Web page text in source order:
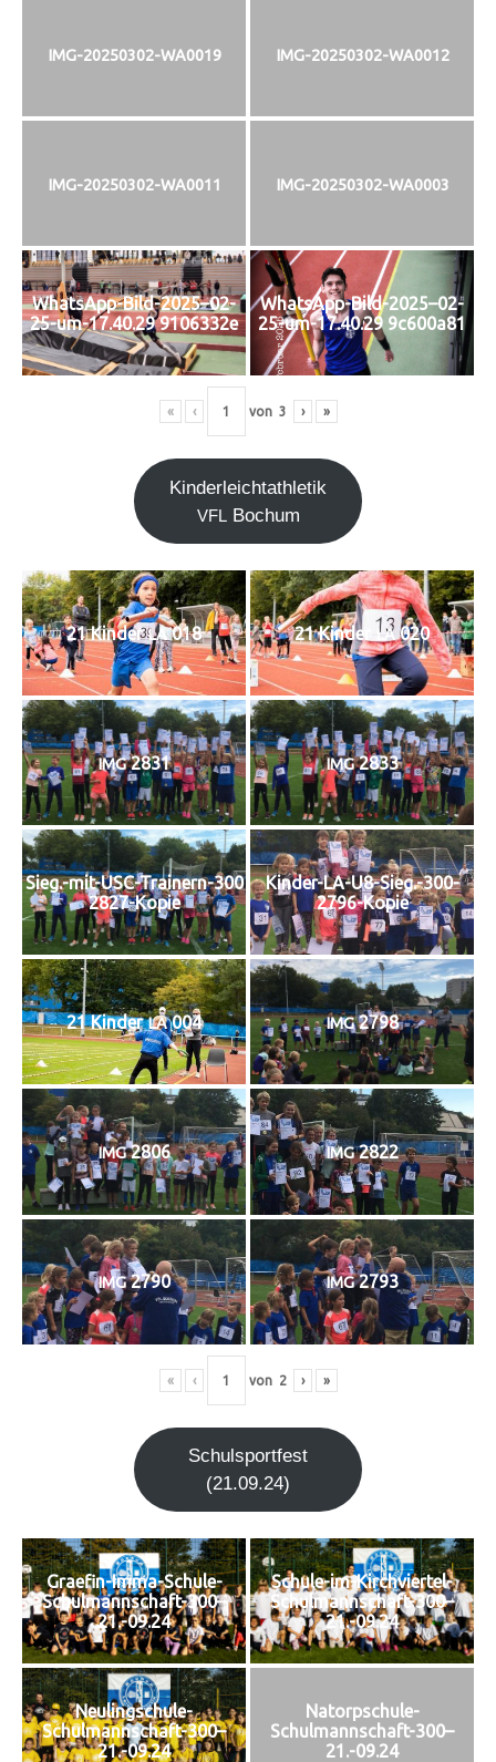
IMG-20250302-WA0019 IMG-20250302-WA0012
IMG-20250302-WA0011 IMG-20250302-WA0003
WhatsApp-Bild-2025–02-
25-um-17.40.29 9106332e
WhatsApp-Bild-2025–02-
25-um-17.40.29 9c600a81
« ‹ von 3 › »
Kin­der­leicht­ath­le­tik
VFLBochum
21 Kin­derLA018 21 Kin­der LA 020
IMG2831 IMG2833
Sieg.-mit-USC-Trainern-300
2827-Kopie
Kinder-LA-U8-Sieg.-300-
2796-Kopie
21 Kin­derLA004 IMG2798
IMG2806 IMG2822
IMG2790 IMG2793
« ‹ von 2 › »
Schul­sport­fest
(21.09.24)
Graefin-Imma-Schule-
Schulmannschaft-300–
21.-09.24
Schule-im-Kirchviertel-
Schulmannschaft-300–
21.-09.24
Neulingschule-
Schulmannschaft-300–
21.-09.24
Natorpschule-
Schulmannschaft-300–
21.-09.24